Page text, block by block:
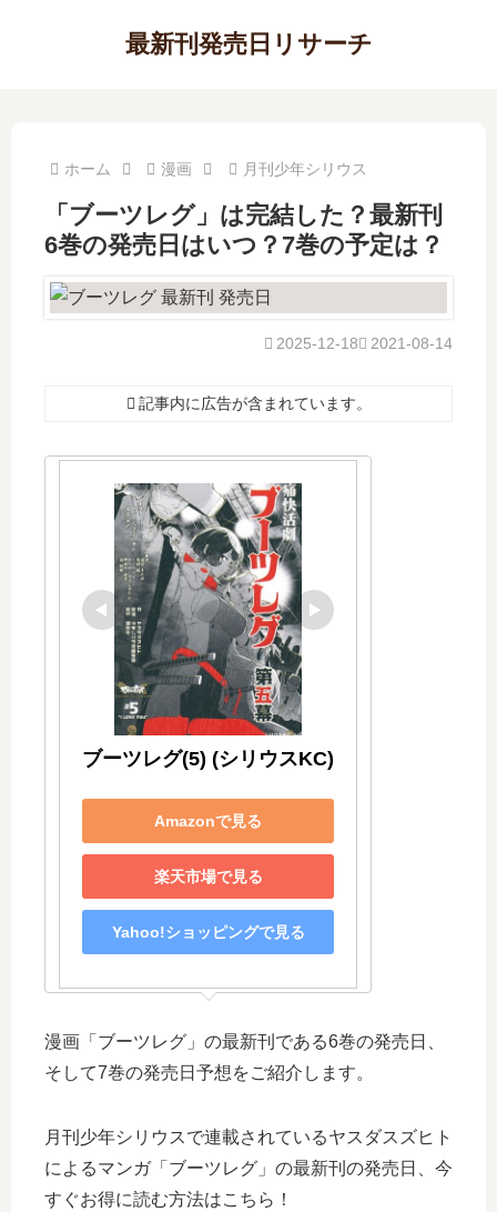
最新刊発売日リサーチ
ホーム 漫画 月刊少年シリウス
「ブーツレグ」は完結した？最新刊
6巻の発売日はいつ？7巻の予定は？
2021-08-14
2025-12-18
記事内に広告が含まれています。
ブーツレグ(5) (シリウスKC)
Amazonで見る
楽天市場で見る
Yahoo!ショッピングで見る
漫画「ブーツレグ」の最新刊である6巻の発売日、
そして7巻の発売日予想をご紹介します。
月刊少年シリウスで連載されているヤスダスズヒト
によるマンガ「ブーツレグ」の最新刊の発売日、今
すぐお得に読む方法はこちら！